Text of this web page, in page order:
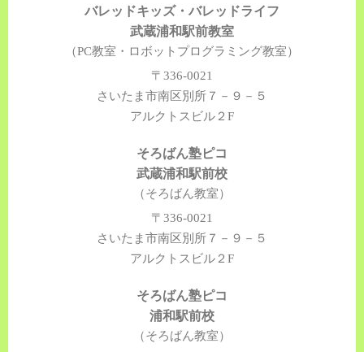
バレッドキッズ・バレッドライフ
武蔵浦和駅前教室
（PC教室・ロボットプログラミング教室）
〒336-0021
さいたま市南区別所７－９－５
アルクトスビル２F
そろばん塾ピコ
武蔵浦和駅前校
（そろばん教室）
〒336-0021
さいたま市南区別所７－９－５
アルクトスビル２F
そろばん塾ピコ
浦和駅前校
（そろばん教室）